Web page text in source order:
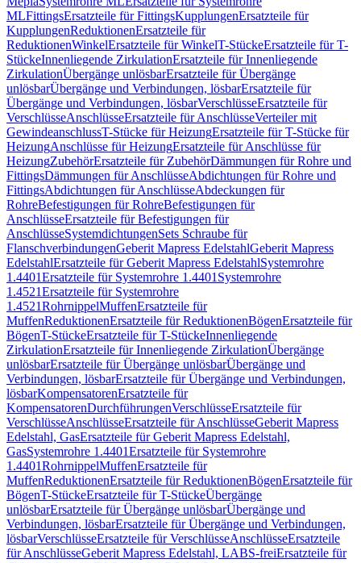
MLFittingsErsatzteile für FittingsKupplungenErsatzteile für
KupplungenReduktionenErsatzteile für
ReduktionenWinkelErsatzteile für WinkelT-StückeErsatzteile für T-
StückeInnenliegende ZirkulationErsatzteile für Innenliegende
ZirkulationÜbergänge unlösbarErsatzteile für Übergänge
unlösbarÜbergänge und Verbindungen, lösbarErsatzteile für
Übergänge und Verbindungen, lösbarVerschlüsseErsatzteile für
VerschlüsseAnschlüsseErsatzteile für AnschlüsseVerteiler mit
GewindeanschlussT-Stücke für HeizungErsatzteile für T-Stücke für
HeizungAnschlüsse für HeizungErsatzteile für Anschlüsse für
HeizungZubehörErsatzteile für ZubehörDämmungen für Rohre und
FittingsDämmungen für AnschlüsseAbdichtungen für Rohre und
FittingsAbdichtungen für AnschlüsseAbdeckungen für
RohreBefestigungen für RohreBefestigungen für
AnschlüsseErsatzteile für Befestigungen für
AnschlüsseSystemdichtungenSets Schraube für
FlanschverbindungenGeberit Mapress EdelstahlGeberit Mapress
EdelstahlErsatzteile für Geberit Mapress EdelstahlSystemrohre
1.4401Ersatzteile für Systemrohre 1.4401 Systemrohre
1.4521Ersatzteile für Systemrohre
1.4521RohrnippelMuffenErsatzteile für
MuffenReduktionenErsatzteile für ReduktionenBögenErsatzteile für
BögenT-StückeErsatzteile für T-StückeInnenliegende
ZirkulationErsatzteile für Innenliegende ZirkulationÜbergänge
unlösbarErsatzteile für Übergänge unlösbarÜbergänge und
Verbindungen, lösbarErsatzteile für Übergänge und Verbindungen,
lösbarKompensatorenErsatzteile für
KompensatorenDurchführungenVerschlüsseErsatzteile für
VerschlüsseAnschlüsseErsatzteile für AnschlüsseGeberit Mapress
Edelstahl, GasErsatzteile für Geberit Mapress Edelstahl,
GasSystemrohre 1.4401Ersatzteile für Systemrohre
1.4401RohrnippelMuffenErsatzteile für
MuffenReduktionenErsatzteile für ReduktionenBögenErsatzteile für
BögenT-StückeErsatzteile für T-StückeÜbergänge
unlösbarErsatzteile für Übergänge unlösbarÜbergänge und
Verbindungen, lösbarErsatzteile für Übergänge und Verbindungen,
lösbarVerschlüsseErsatzteile für VerschlüsseAnschlüsseErsatzteile
für AnschlüsseGeberit Mapress Edelstahl, LABS-freiErsatzteile für